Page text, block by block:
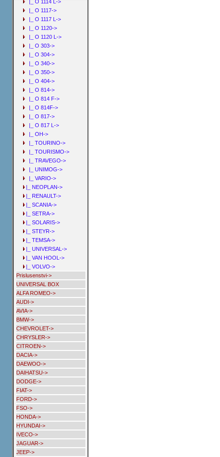
|_ O 1114 L->
|_ O 1117->
|_ O 1117 L->
|_ O 1120->
|_ O 1120 L->
|_ O 303->
|_ O 304->
|_ O 340->
|_ O 350->
|_ O 404->
|_ O 814->
|_ O 814 F->
|_ O 814F->
|_ O 817->
|_ O 817 L->
|_ OH->
|_ TOURINO->
|_ TOURISMO->
|_ TRAVEGO->
|_ UNIMOG->
|_ VARIO->
|_ NEOPLAN->
|_ RENAULT->
|_ SCANIA->
|_ SETRA->
|_ SOLARIS->
|_ STEYR->
|_ TEMSA->
|_ UNIVERSAL->
|_ VAN HOOL->
|_ VOLVO->
Prislusenstvi->
UNIVERSAL BOX
ALFA ROMEO->
AUDI->
AVIA->
BMW->
CHEVROLET->
CHRYSLER->
CITROEN->
DACIA->
DAEWOO->
DAIHATSU->
DODGE->
FIAT->
FORD->
FSO->
HONDA->
HYUNDAI->
IVECO->
JAGUAR->
JEEP->